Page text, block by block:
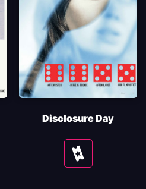
Disclosure Day
Se
tider